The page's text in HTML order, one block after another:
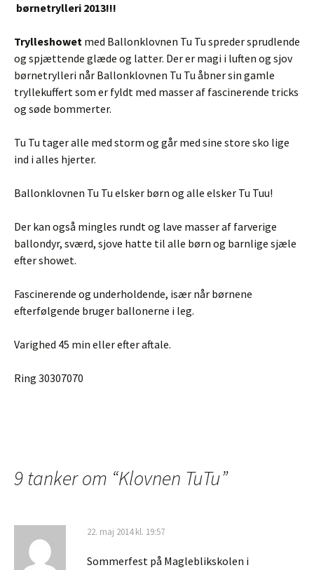
børnetrylleri 2013!!!
Trylleshowet med Ballonklovnen Tu Tu spreder sprudlende
og spjættende glæde og latter. Der er magi i luften og sjov
børnetrylleri når Ballonklovnen Tu Tu åbner sin gamle
tryllekuffert som er fyldt med masser af fascinerende tricks
og søde bommerter.
Tu Tu tager alle med storm og går med sine store sko lige
ind i alles hjerter.
Ballonklovnen Tu Tu elsker børn og alle elsker Tu Tuu!
Der kan også mingles rundt og lave masser af farverige
ballondyr, sværd, sjove hatte til alle børn og barnlige sjæle
efter showet.
Fascinerende og underholdende, især når børnene
efterfølgende bruger ballonerne i leg.
Varighed 45 min eller efter aftale.
Ring 30307070
9 tanker om “Klovnen TuTu”
22. maj 2014 kl. 19:57
Sommerfest på Magleblikskolen i